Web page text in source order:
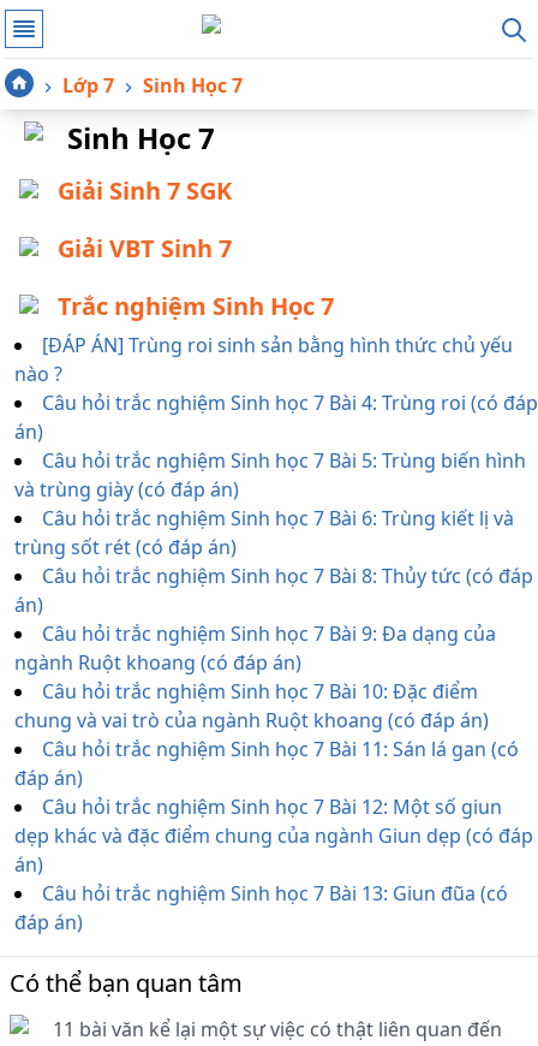
Lớp 7 Sinh Học 7
Sinh Học 7
Giải Sinh 7 SGK
Giải VBT Sinh 7
Trắc nghiệm Sinh Học 7
[ĐÁP ÁN] Trùng roi sinh sản bằng hình thức chủ yếu
nào ?
Câu hỏi trắc nghiệm Sinh học 7 Bài 4: Trùng roi (có đáp
án)
Câu hỏi trắc nghiệm Sinh học 7 Bài 5: Trùng biến hình
và trùng giày (có đáp án)
Câu hỏi trắc nghiệm Sinh học 7 Bài 6: Trùng kiết lị và
trùng sốt rét (có đáp án)
Câu hỏi trắc nghiệm Sinh học 7 Bài 8: Thủy tức (có đáp
án)
Câu hỏi trắc nghiệm Sinh học 7 Bài 9: Đa dạng của
ngành Ruột khoang (có đáp án)
Câu hỏi trắc nghiệm Sinh học 7 Bài 10: Đặc điểm
chung và vai trò của ngành Ruột khoang (có đáp án)
Câu hỏi trắc nghiệm Sinh học 7 Bài 11: Sán lá gan (có
đáp án)
Câu hỏi trắc nghiệm Sinh học 7 Bài 12: Một số giun
dẹp khác và đặc điểm chung của ngành Giun dẹp (có đáp
án)
Câu hỏi trắc nghiệm Sinh học 7 Bài 13: Giun đũa (có
đáp án)
Có thể bạn quan tâm
11 bài văn kể lại một sự việc có thật liên quan đến